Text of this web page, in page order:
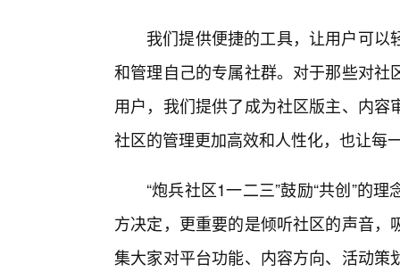
我们提供便捷的工具，让用户可
和管理自己的专属社群。对于那些对
用户，我们提供了成为社区版主、内
社区的管理更加高效和人性化，也让每
“炮兵社区1一二三”鼓励“共创”的
方决定，更重要的是倾听社区的声音
集大家对平台功能、内容方向、活动